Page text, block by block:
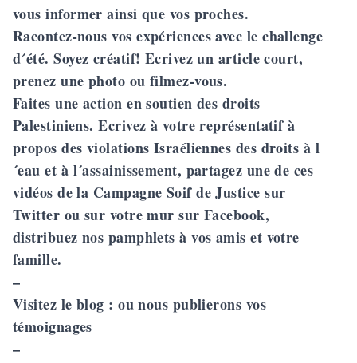
vous informer ainsi que vos proches.
Racontez-nous vos expériences avec le challenge
d´été. Soyez créatif! Ecrivez un article court,
prenez une photo ou filmez-vous.
Faites une action en soutien des droits
Palestiniens. Ecrivez à votre représentatif à
propos des violations Israéliennes des droits à l
´eau et à l´assainissement, partagez une de ces
vidéos de la Campagne Soif de Justice sur
Twitter ou sur votre mur sur Facebook,
distribuez nos pamphlets à vos amis et votre
famille.
–
Visitez le blog : ou nous publierons vos
témoignages
–